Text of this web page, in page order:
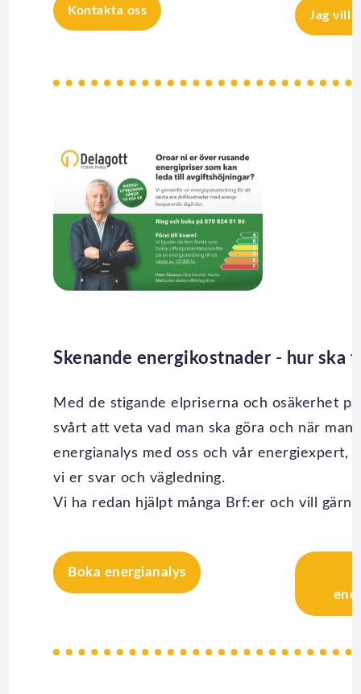
Kontakta oss Jag vill
Skenande energikostnader - hur ska
Med de stigande elpriserna och osäkerhet
svårt att veta vad man ska göra och när man
energianalys med oss och vår energiexpert,
vi er svar och vägledning.
Vi ha redan hjälpt många Brf:er och vill
Boka energianalys